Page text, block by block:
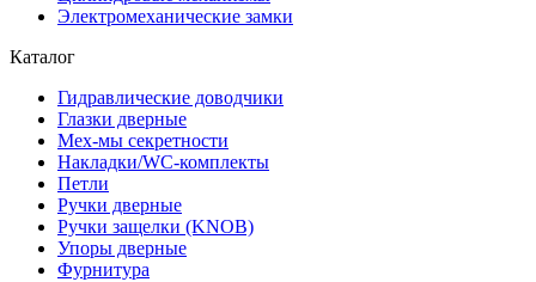
Электромеханические замки
Каталог
Гидравлические доводчики
Глазки дверные
Мех-мы секретности
Накладки/WC-комплекты
Петли
Ручки дверные
Ручки защелки (KNOB)
Упоры дверные
Фурнитура